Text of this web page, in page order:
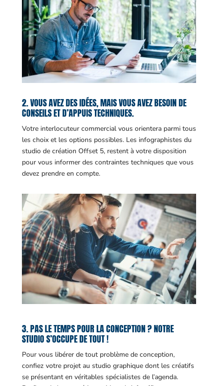
2. VOUS AVEZ DES IDÉES, MAIS VOUS AVEZ BESOIN DE
CONSEILS ET D’APPUIS TECHNIQUES.
Votre interlocuteur commercial vous orientera parmi tous
les choix et les options possibles. Les infographistes du
studio de création Offset 5, restent à votre disposition
pour vous informer des contraintes techniques que vous
devez prendre en compte.
3. PAS LE TEMPS POUR LA CONCEPTION ? NOTRE
STUDIO S’OCCUPE DE TOUT !
Pour vous libérer de tout problème de conception,
confiez votre projet au studio graphique dont les créatifs
se présentant en véritables spécialistes de l’agenda.